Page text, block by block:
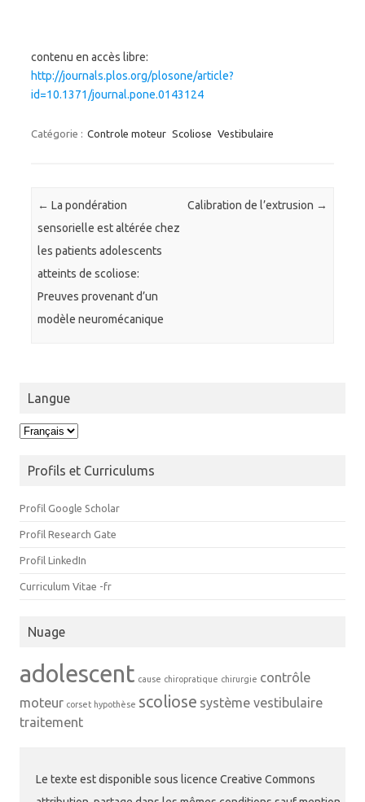
contenu en accès libre:
http://journals.plos.org/plosone/article?
id=10.1371/journal.pone.0143124
Catégorie : Controle moteur Scoliose Vestibulaire
Navigation des articles
← La pondération
sensorielle est altérée chez
les patients adolescents
atteints de scoliose:
Preuves provenant d’un
modèle neuromécanique
Calibration de l’extrusion →
Langue
Langue
Profils et Curriculums
Profil Google Scholar
Profil Research Gate
Profil LinkedIn
Curriculum Vitae -fr
Nuage
adolescent cause chiropratique chirurgie contrôle
moteur corset hypothèse scoliose système vestibulaire
traitement
Le texte est disponible sous licence Creative Commons